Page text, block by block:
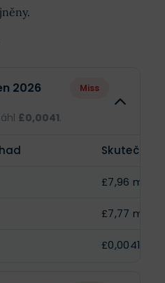
2026 Miss
£0,0041.
Skutečnost
£7,96 mil.
£7,77 mil.
£0,0041